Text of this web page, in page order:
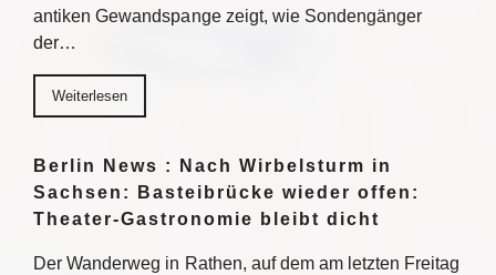
antiken Gewandspange zeigt, wie Sondengänger
der…
Weiterlesen
Berlin News : Nach Wirbelsturm in
Sachsen: Basteibrücke wieder offen:
Theater-Gastronomie bleibt dicht
Der Wanderweg in Rathen, auf dem am letzten Freitag